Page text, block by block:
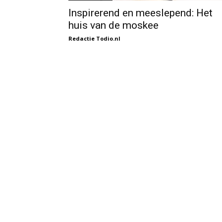
Inspirerend en meeslepend: Het
huis van de moskee
Redactie Todio.nl